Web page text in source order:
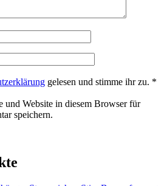
gelesen und stimme ihr zu. *
und Website in diesem Browser für
speichern.